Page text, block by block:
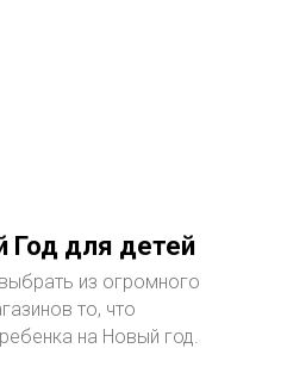
Год для детей
из огромного
то, что
на Новый год.